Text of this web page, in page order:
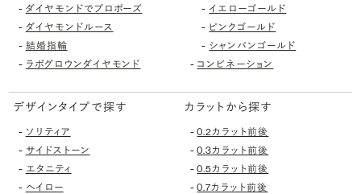
- ダイヤモンドでプロポーズ
- ダイヤモンドルース
- 結婚指輪
- ラボグロウンダイヤモンド
-イエローゴールド
- ピンクゴールド
- シャンパンゴールド
- コンビネーション
デザインタイプで探す
- ソリティア
- サイドストーン
- エタニティ
- ヘイロー
カラットから探す
-0.2カラット前後
-0.3カラット前後
-0.5カラット前後
-0.7カラット前後